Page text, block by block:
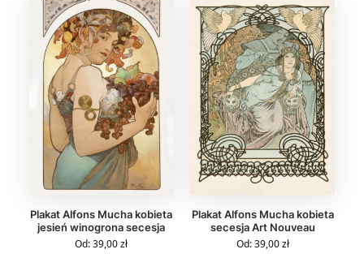
Plakat Alfons Mucha kobieta
jesień winogrona secesja
Od:39,00zł
Plakat Alfons Mucha kobieta
secesja Art Nouveau
Od:39,00zł